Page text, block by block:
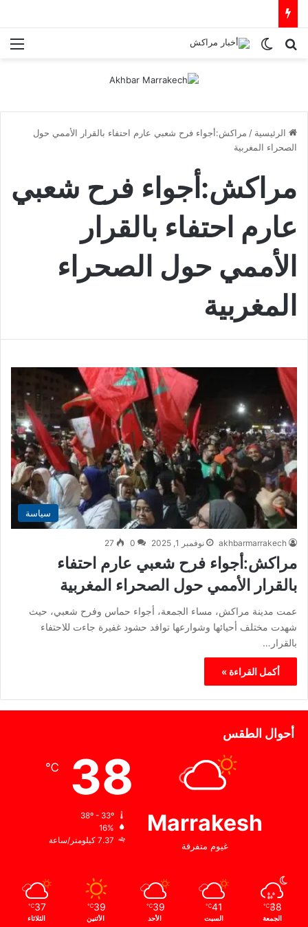
بحث عنالوضع المظلم
الرئيسية / مراكش:أجواء فرح شعبي عارم احتفاء بالقرار الأممي حول
الصحراء المغربية
مراكش:أجواء فرح شعبي
عارم احتفاء بالقرار
الأممي حول الصحراء
المغربية
سياسة
akhbarmarrakech نوفمبر 1, 2025 0
27
مراكش:أجواء فرح شعبي عارم احتفاء
بالقرار الأممي حول الصحراء المغربية
عمت مدينة مراكش، مساء الجمعة، أجواء حماس وفرح شعبي، حيث
شهدت مختلف أحيائها وشوارعها توافد حشود غفيرة جاءت للاحتفاء
بالقرار…
أكمل القراءة »
أحوال الطقس
Marrakesh
غيوم متفرقة
38
℃
16%
7.37 كيلومتر/ساعة
38
℃
الجمعة
41
℃
السبت
39
℃
الأحد
39
℃
الأثنين
37
℃
الثلاثاء